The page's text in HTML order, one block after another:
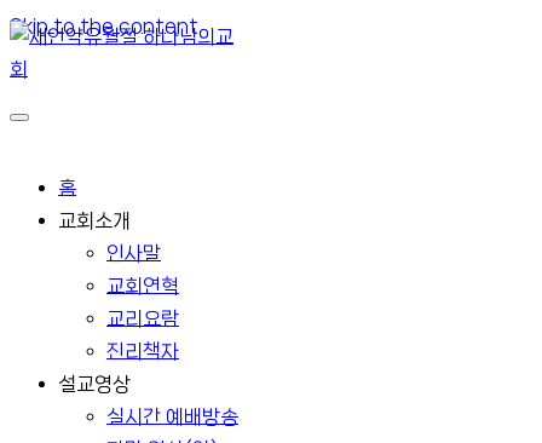
Skip to the content
홈
교회소개
인사말
교회연혁
교리요람
진리책자
설교영상
실시간 예배방송